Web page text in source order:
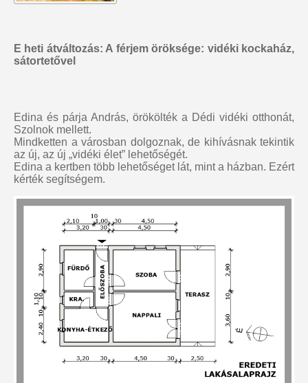
E heti átváltozás: A férjem öröksége: vidéki kockaház,
sátortetővel
Edina és párja András, örökölték a Dédi vidéki otthonát,
Szolnok mellett.
Mindketten a városban dolgoznak, de kihívásnak tekintik
az új, az új „vidéki élet” lehetőségét.
Edina a kertben több lehetőséget lát, mint a házban. Ezért
kérték segítségem.